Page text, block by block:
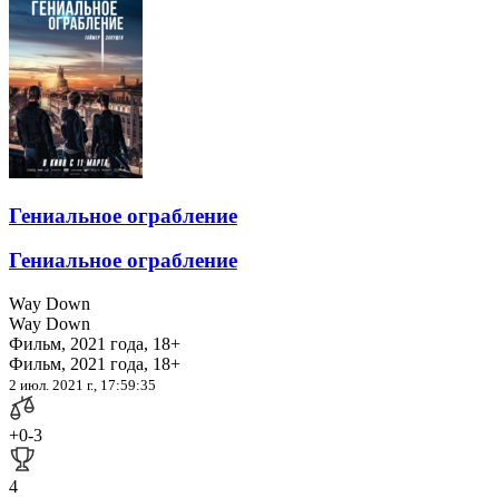
Гениальное ограбление
Гениальное ограбление
Way Down
Way Down
Фильм, 2021 года, 18+
Фильм, 2021 года, 18+
2 июл. 2021 г., 17:59:35
+0-3
4